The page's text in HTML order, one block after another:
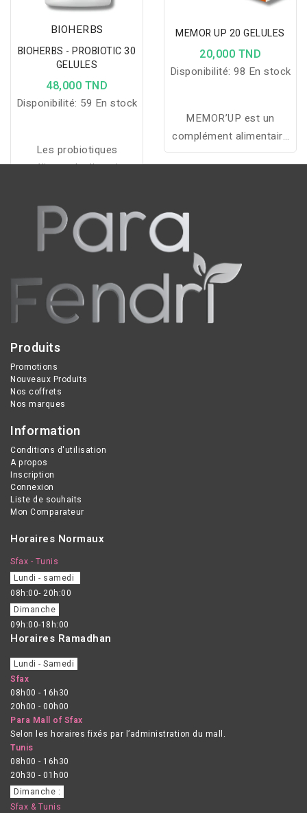
BIOHERBS
BIOHERBS - PROBIOTIC 30
GELULES
48,000 TND
Disponibilité: 59 En stock
Les probiotiques
améliorent la digestion,
immunitaire, réduisent les
troubles gastro-
intestinaux et favorisent
l’équilibre mental.
MEMOR UP 20 GELULES
20,000 TND
Disponibilité: 98 En stock
MEMOR’UP est un
complément alimentaire
qui aide à améliorer la
notamment en période
Produits
Promotions
Nouveaux Produits
Nos coffrets
Nos marques
Information
Conditions d'utilisation
A propos
Inscription
Connexion
Liste de souhaits
Mon Comparateur
Horaires Normaux
Sfax - Tunis
Lundi - samedi
08h:00- 20h:00
Dimanche
09h:00-18h:00
Horaires Ramadhan
Lundi - Samedi
Sfax
08h00 - 16h30
20h00 - 00h00
Para Mall of Sfax
Selon les horaires fixés par l’administration du mall.
Tunis
08h00 - 16h30
20h30 - 01h00
Dimanche :
Sfax & Tunis